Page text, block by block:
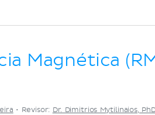
Magnética
• Revisor: Dr. Dimitrios Mytilinaios,